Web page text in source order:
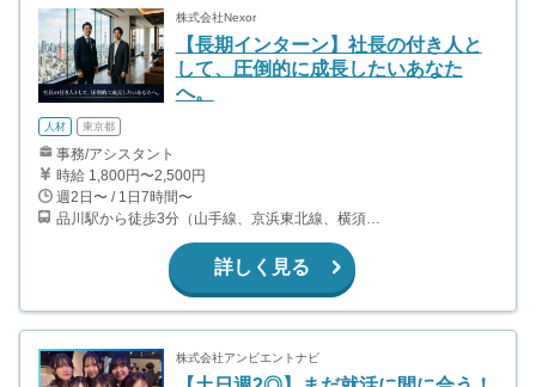
株式会社Nexor
【長期インターン】社長の付き人と
して、圧倒的に成長したいあなた
へ。
人材 東京都
事務/アシスタント
時給 1,800円〜2,500円
週2日〜 / 1日7時間〜
品川駅から徒歩3分（山手線、京浜東北線、横須賀線、上野東京ライン、ほか） 上大岡駅～都内の送迎なので、横浜付近在住が望ましいです。
詳しく見る
株式会社アンビエントナビ